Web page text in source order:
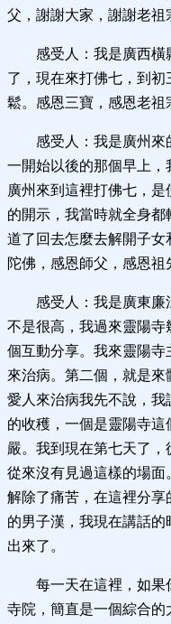
父，謝謝大家，謝謝老祖
感受人：我是廣西橫
了，現在來打佛七，到
鬆。感恩三寶，感恩老祖
感受人：我是廣州來
一開始以後的那個早上
廣州來到這裡打佛七，
的開示，我當時就全身
道了回去怎麼去解開子
陀佛，感恩師父，感恩祖
感受人：我是廣東廉
不是很高，我過來靈陽
個互動分享。我來靈陽寺
來治病。第二個，就是
愛人來治病我先不說，
的收穫，一個是靈陽寺
嚴。我到現在第七天了，
從來沒有見過這樣的場
解除了痛苦，在這裡分
的男子漢，我現在講話
出來了。
每一天在這裡，如果
寺院，簡直是一個綜合